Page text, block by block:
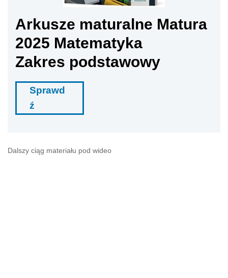
Arkusze maturalne Matura
2025 Matematyka
Zakres podstawowy
Sprawd
ź
Dalszy ciąg materiału pod wideo